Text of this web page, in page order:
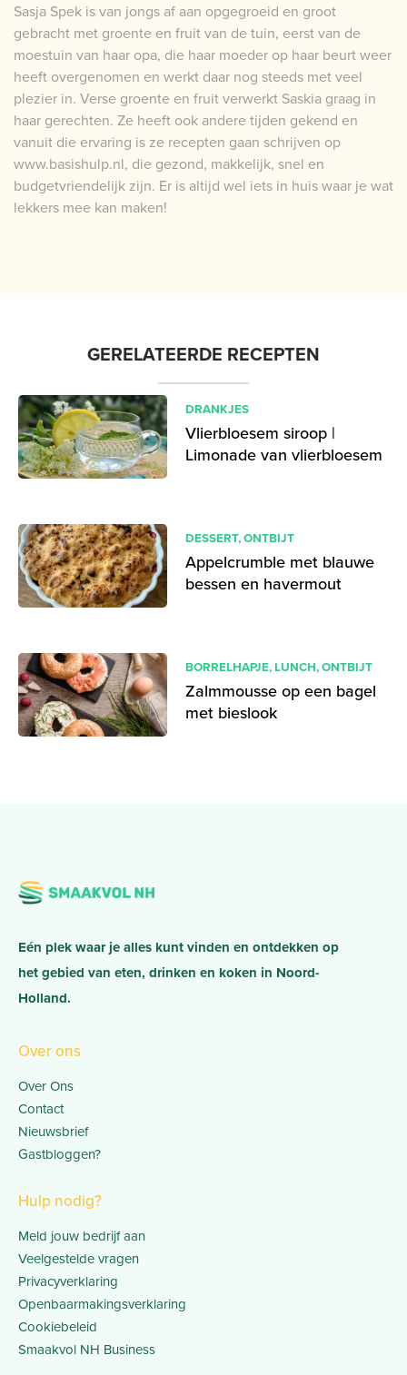
Sasja Spek is van jongs af aan opgegroeid en groot
gebracht met groente en fruit van de tuin, eerst van de
moestuin van haar opa, die haar moeder op haar beurt weer
heeft overgenomen en werkt daar nog steeds met veel
plezier in. Verse groente en fruit verwerkt Saskia graag in
haar gerechten. Ze heeft ook andere tijden gekend en
vanuit die ervaring is ze recepten gaan schrijven op
www.basishulp.nl, die gezond, makkelijk, snel en
budgetvriendelijk zijn. Er is altijd wel iets in huis waar je wat
lekkers mee kan maken!
GERELATEERDE RECEPTEN
DRANKJES
Vlierbloesem siroop |
Limonade van vlierbloesem
DESSERT,ONTBIJT
Appelcrumble met blauwe
bessen en havermout
BORRELHAPJE,LUNCH,ONTBIJT
Zalmmousse op een bagel
met bieslook
Eén plek waar je alles kunt vinden en ontdekken op
het gebied van eten, drinken en koken in Noord-
Holland.
Over ons
Over Ons
Contact
Nieuwsbrief
Gastbloggen?
Hulp nodig?
Meld jouw bedrijf aan
Veelgestelde vragen
Privacyverklaring
Openbaarmakingsverklaring
Cookiebeleid
Smaakvol NH Business